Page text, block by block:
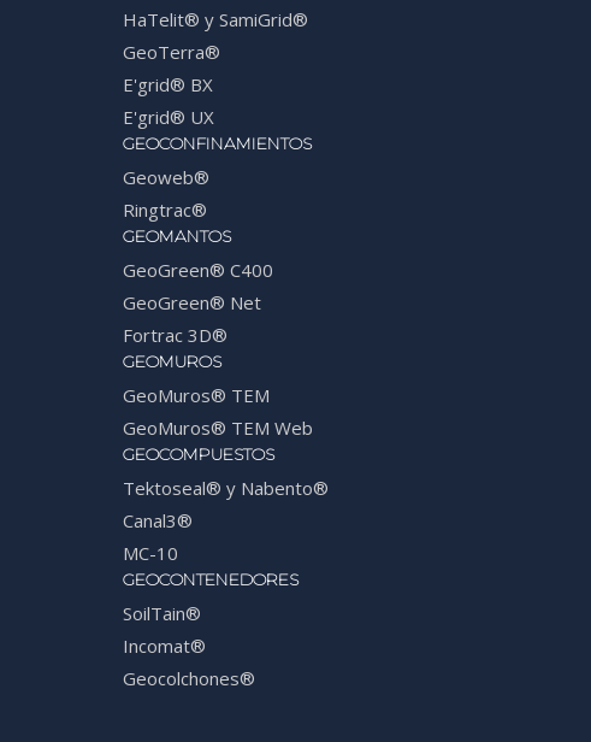
HaTelit® y SamiGrid®
GeoTerra®
E'grid® BX
E'grid® UX
GEOCONFINAMIENTOS
Geoweb®
Ringtrac®
GEOMANTOS
GeoGreen® C400
GeoGreen® Net
Fortrac 3D®
GEOMUROS
GeoMuros® TEM
GeoMuros® TEM Web
GEOCOMPUESTOS
Tektoseal® y Nabento®
Canal3®
MC-10
GEOCONTENEDORES
SoilTain®
Incomat®
Geocolchones®